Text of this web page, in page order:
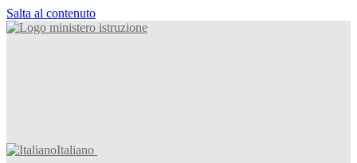
Salta al contenuto
Italiano